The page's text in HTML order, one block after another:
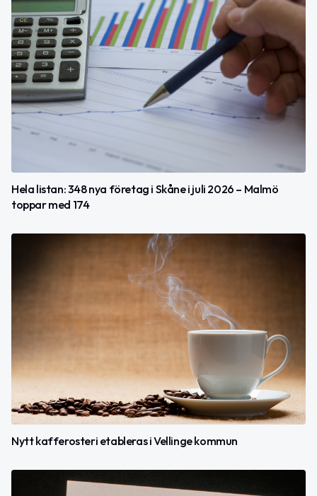
Hela listan: 348 nya företag i Skåne i juli 2026 – Malmö
toppar med 174
Nytt kafferosteri etableras i Vellinge kommun